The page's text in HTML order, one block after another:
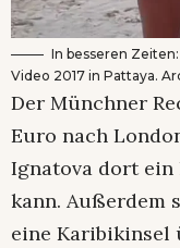
In besseren
Video 2017 in Pattaya.
Der Münchner
Euro nach
Ignatova dort ein
kann. Außerdem
eine Karibikinsel